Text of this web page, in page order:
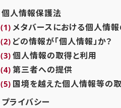
個人情報保護法
メタバースにおける個人情
どの情報が「個人情報」か？
個人情報の取得と利用
第三者への提供
国境を越えた個人情報等の
プライバシー